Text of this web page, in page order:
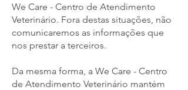
We Care - Centro de Atendimento
Veterinário. Fora destas situações, não
comunicaremos as informações que
nos prestar a terceiros.
Da mesma forma, a We Care - Centro
de Atendimento Veterinário mantém